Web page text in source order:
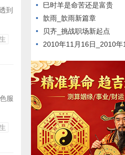
到
服
巳时羊是命苦还是富贵
歆雨_歆雨新篇章
贝齐_挑战职场新起点
2010年11月16日_2010年11月16